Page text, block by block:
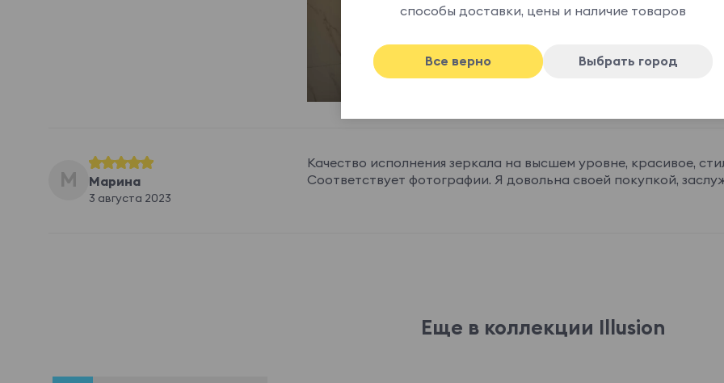
М Марина
3 августа 2023
Качество исполнения зеркала на высшем уровне, красивое,
Соответствует фотографии. Я довольна своей покупкой,
Еще в коллекции Illusion
способы доставки, цены и наличие товаров
Все верно Выбрать город